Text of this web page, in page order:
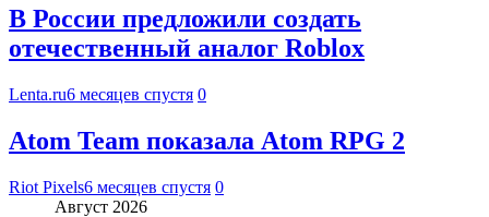
В России предложили создать
отечественный аналог Roblox
Lenta.ru6 месяцев спустя 0
Atom Team показала Atom RPG 2
Riot Pixels6 месяцев спустя 0
Август 2026